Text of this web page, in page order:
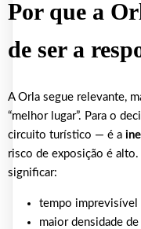
Por que a
de ser a
A Orla segue relevante,
“melhor lugar”. Para o
circuito turístico — é a
risco de exposição é
significar:
tempo imprevisível
maior densidade